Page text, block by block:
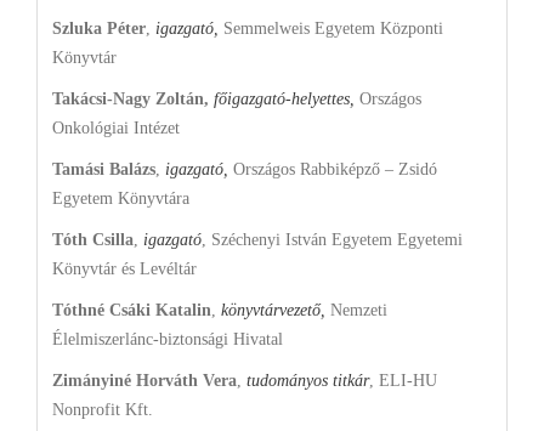
Szluka Péter, igazgató, Semmelweis Egyetem Központi
Könyvtár
Takácsi-Nagy Zoltán, főigazgató-helyettes, Országos
Onkológiai Intézet
Tamási Balázs, igazgató, Országos Rabbiképző – Zsidó
Egyetem Könyvtára
Tóth Csilla, igazgató, Széchenyi István Egyetem Egyetemi
Könyvtár és Levéltár
Tóthné Csáki Katalin, könyvtárvezető, Nemzeti
Élelmiszerlánc-biztonsági Hivatal
Zimányiné Horváth Vera, tudományos titkár, ELI-HU
Nonprofit Kft.